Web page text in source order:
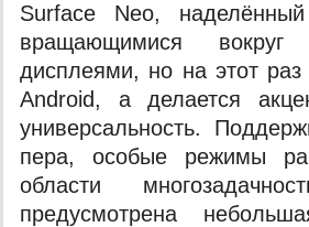
Surface Neo,
вращающимися вокруг
дисплеями, но на этот
Android, а делается
универсальность.
пера, особые режимы
области
предусмотрена